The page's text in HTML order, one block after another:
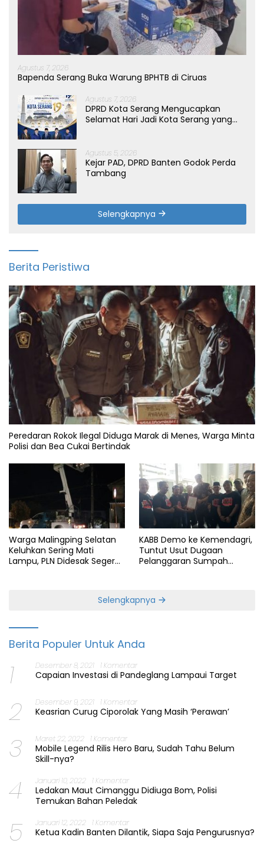
Agustus 7, 2026
Bapenda Serang Buka Warung BPHTB di Ciruas
Agustus 7, 2026
DPRD Kota Serang Mengucapkan
Selamat Hari Jadi Kota Serang yang
Agustus 5, 2026
Kejar PAD, DPRD Banten Godok Perda
Tambang
Selengkapnya
Berita Peristiwa
Peredaran Rokok Ilegal Diduga Marak di Menes, Warga Minta
Polisi dan Bea Cukai Bertindak
Warga Malingping Selatan
Keluhkan Sering Mati
Lampu, PLN Didesak Segera
KABB Demo ke Kemendagri,
Tuntut Usut Dugaan
Pelanggaran Sumpah
Selengkapnya
Berita Populer Untuk Anda
1 Desember 8, 2021 1 Komentar
Capaian Investasi di Pandeglang Lampaui Target
2 Desember 9, 2021 1 Komentar
Keasrian Curug Ciporolak Yang Masih ‘Perawan’
3 Maret 22, 2022 1 Komentar
Mobile Legend Rilis Hero Baru, Sudah Tahu Belum
Skill-nya?
4 Januari 10, 2022 1 Komentar
Ledakan Maut Cimanggu Didiuga Bom, Polisi
Temukan Bahan Peledak
5 Januari 12, 2022 1 Komentar
Ketua Kadin Banten Dilantik, Siapa Saja Pengurusnya?